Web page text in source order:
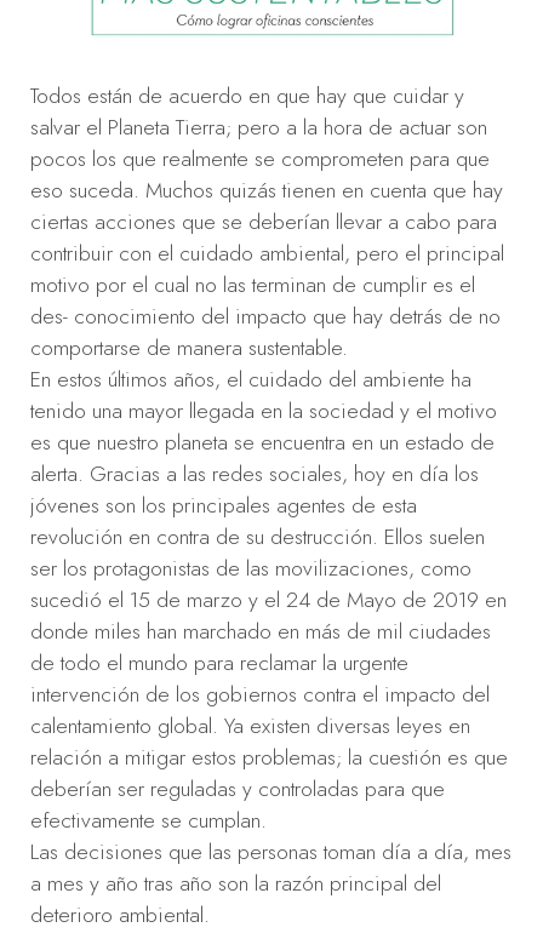
Todos están de acuerdo en que hay que cuidar y
salvar el Planeta Tierra; pero a la hora de actuar son
pocos los que realmente se comprometen para que
eso suceda. Muchos quizás tienen en cuenta que hay
ciertas acciones que se deberían llevar a cabo para
contribuir con el cuidado ambiental, pero el principal
motivo por el cual no las terminan de cumplir es el
des- conocimiento del impacto que hay detrás de no
comportarse de manera sustentable.
En estos últimos años, el cuidado del ambiente ha
tenido una mayor llegada en la sociedad y el motivo
es que nuestro planeta se encuentra en un estado de
alerta. Gracias a las redes sociales, hoy en día los
jóvenes son los principales agentes de esta
revolución en contra de su destrucción. Ellos suelen
ser los protagonistas de las movilizaciones, como
sucedió el 15 de marzo y el 24 de Mayo de 2019 en
donde miles han marchado en más de mil ciudades
de todo el mundo para reclamar la urgente
intervención de los gobiernos contra el impacto del
calentamiento global. Ya existen diversas leyes en
relación a mitigar estos problemas; la cuestión es que
deberían ser reguladas y controladas para que
efectivamente se cumplan.
Las decisiones que las personas toman día a día, mes
a mes y año tras año son la razón principal del
deterioro ambiental.